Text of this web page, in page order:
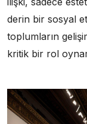
derin bir sosyal
toplumların
kritik bir rol